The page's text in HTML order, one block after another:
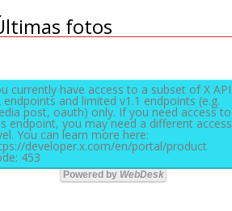
fotos
currently have access to a subset of X API
endpoints and limited v1.1 endpoints (e.g.
post, oauth) only. If you need access to
endpoint, you may need a different access
You can learn more here:
developer.x.com/en/portal/product
453
Powered by WebDesk